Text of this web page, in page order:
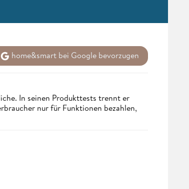
home&smart bei Google bevorzugen
In seinen Produkttests trennt er
nur für Funktionen bezahlen,